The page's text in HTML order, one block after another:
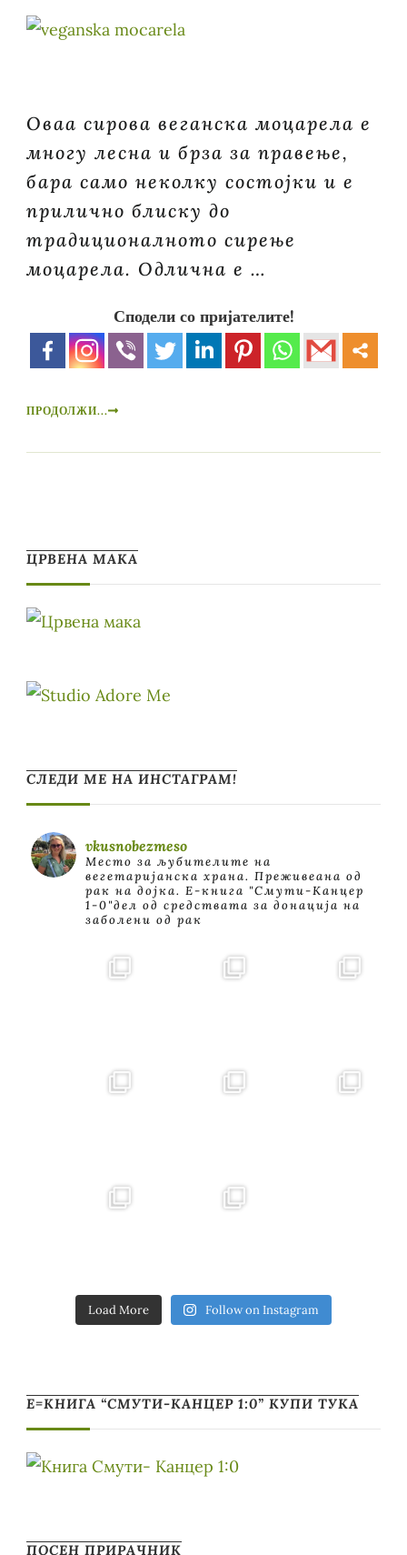
Оваа сирова веганска моцарела е
многу лесна и брза за правење,
бара само неколку состојки и е
прилично блиску до
традиционалното сирење
моцарела. Одлична е …
Сподели со пријателите!
ПРОДОЛЖИ...
ЦРВЕНА МАКА
СЛЕДИ МЕ НА ИНСТАГРАМ!
vkusnobezmeso
Место за љубителите на
вегетаријанска храна. Преживеана од
рак на дојка. E-книга "Смути-Канцер
1-0"дел од средствата за донација на
заболени од рак
Load More Follow on Instagram
Е=КНИГА “СМУТИ-КАНЦЕР 1:0” КУПИ ТУКА
ПОСЕН ПРИРАЧНИК